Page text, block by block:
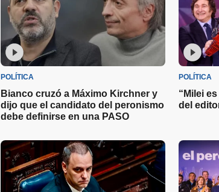
POLÍTICA
Bianco cruzó a Máximo Kirchner y
dijo que el candidato del peronismo
debe definirse en una PASO
POLÍTICA
“Milei
del